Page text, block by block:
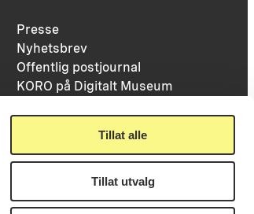
Tillat alle
Tillat utvalg
Presse
Nyhetsbrev
Offentlig postjournal
KORO på Digitalt Museum